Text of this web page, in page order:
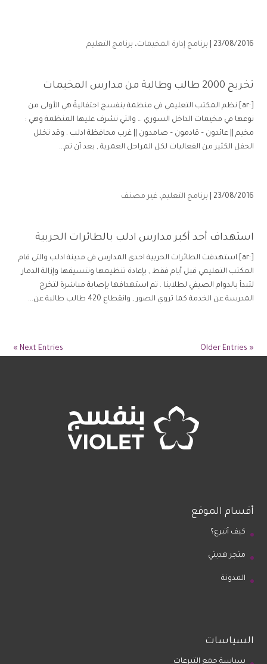
23/08/2016 | برنامج إدارة المخيمات، برنامج التعليم
تخريج 2000 طالب وطالبة من مدارس المخيمات
[:ar] نظم المكتب التعليمي في منظمة بنفسج احتفاليةً هي الأولى من
نوعها في مخيمات الداخل السوري … والتي تشرف عليها المنظمة وهي :
مخيم || عائدون – قادمون – صامدون || غرب محافظة ادلب . وقد تخلل
الحفل الكثير من الفعاليات لكل المراحل العمرية , بعد أن تم...
23/08/2016 | برنامج التعليم، غير مصنف
استهداف أحد أكبر مدارس ادلب بالطائرات الحربية
[:ar] استهدفت الطائرات الحربية احدى المدارس في مدينة ادلب والتي قام
المكتب التعليمي قبل أيام فقط , بإعادة تنظيمها وتنسيقها وإزالة الدمار
لتبدأ بالدوام الصيفي لطلابنا . تم استهدافها بإصابة مباشرة لتخرج
المدرسة عن الخدمة كما تروي الصور , وانقطاع 420 طالب طالبة عن...
« Older Entries
Next Entries »
أقسام الموقع
كيف أتبرع؟
متجر هديتي
المدونة
السياسات
سياسة جمع التبرعات